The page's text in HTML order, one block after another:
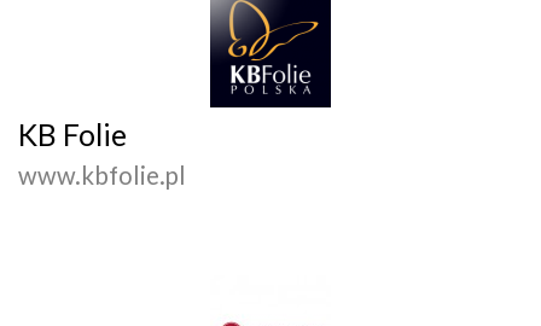
KB Folie
www.kbfolie.pl